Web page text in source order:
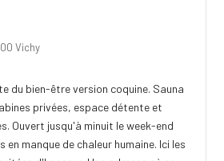
Vichy
du bien-être version coquine. Sauna
privées, espace détente et
Ouvert jusqu'à minuit le week-end
en manque de chaleur humaine. Ici les